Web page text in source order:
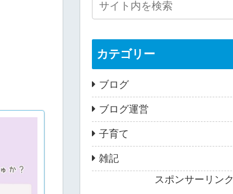
カテゴリー
ブログ
ブログ運営
子育て
雑記
スポンサーリンク